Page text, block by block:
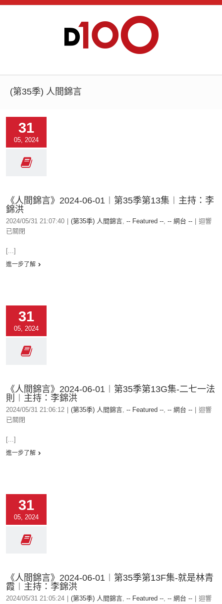
(第35季) 人間錦言
31
05, 2024
《人間錦言》2024-06-01︱第35季第13集︱主持：李
錦洪
2024/05/31 21:07:40 (第35季) 人間錦言, -- Featured --, -- 網台 --
迴響
已關閉
[...]
進一步了解
31
05, 2024
《人間錦言》2024-06-01︱第35季第13G集-二七一法
則︱主持：李錦洪
2024/05/31 21:06:12 (第35季) 人間錦言, -- Featured --, -- 網台 --
迴響
已關閉
[...]
進一步了解
31
05, 2024
《人間錦言》2024-06-01︱第35季第13F集-就是林青
霞︱主持：李錦洪
2024/05/31 21:05:24 (第35季) 人間錦言, -- Featured --, -- 網台 --
迴響